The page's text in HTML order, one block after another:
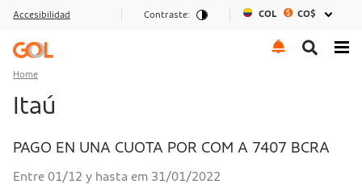
Go to menu
Go to the content
Go to footer
Accesibilidad Contraste: COL CO$
Home
Itaú
PAGO EN UNA CUOTA POR COM A 7407 BCRA
Entre 01/12 y hasta em 31/01/2022